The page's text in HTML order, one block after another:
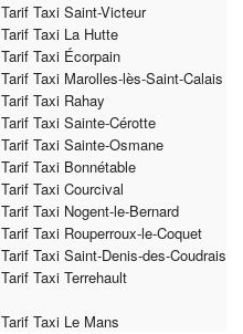
Tarif Taxi Saint-Victeur
Tarif Taxi La Hutte
Tarif Taxi Écorpain
Tarif Taxi Marolles-lès-Saint-Calais
Tarif Taxi Rahay
Tarif Taxi Sainte-Cérotte
Tarif Taxi Sainte-Osmane
Tarif Taxi Bonnétable
Tarif Taxi Courcival
Tarif Taxi Nogent-le-Bernard
Tarif Taxi Rouperroux-le-Coquet
Tarif Taxi Saint-Denis-des-Coudrais
Tarif Taxi Terrehault
Tarif Taxi Le Mans